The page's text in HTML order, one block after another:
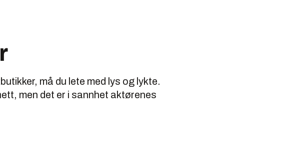
må du lete med lys og lykte.
men det er i sannhet aktørenes